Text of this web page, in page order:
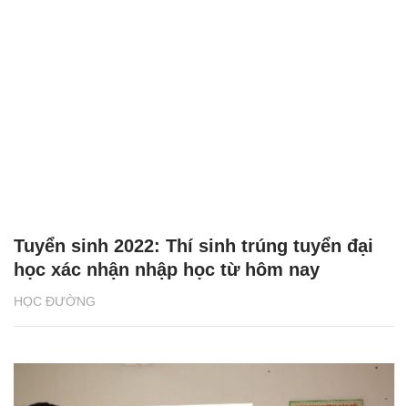
HỌC ĐƯỜNG
Tuyển sinh 2022: Thí sinh trúng tuyển đại
học xác nhận nhập học từ hôm nay